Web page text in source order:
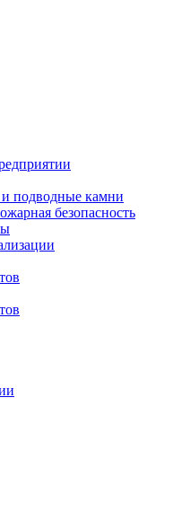
подводные камни
безопасность